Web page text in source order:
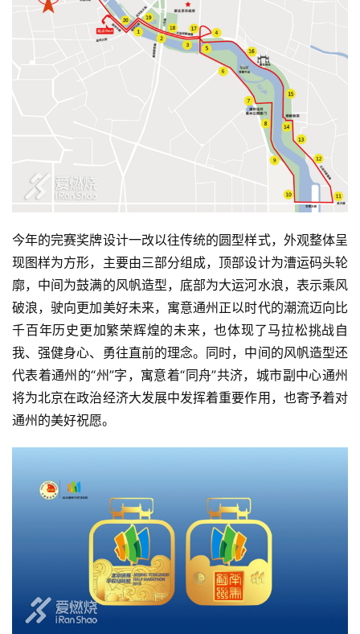
装
训
练
视
频
用
户
精
选
今年的完赛奖牌设计一改以往传统的圆型样式，外观整体呈
现图样为方形，主要由三部分组成，顶部设计为漕运码头轮
廓，中间为鼓满的风帆造型，底部为大运河水浪，表示乘风
破浪，驶向更加美好未来，寓意通州正以时代的潮流迈向比
千百年历史更加繁荣辉煌的未来，也体现了马拉松挑战自
我、强健身心、勇往直前的理念。同时，中间的风帆造型还
代表着通州的“州”字，寓意着“同舟”共济，城市副中心通州
将为北京在政治经济大发展中发挥着重要作用，也寄予着对
通州的美好祝愿。